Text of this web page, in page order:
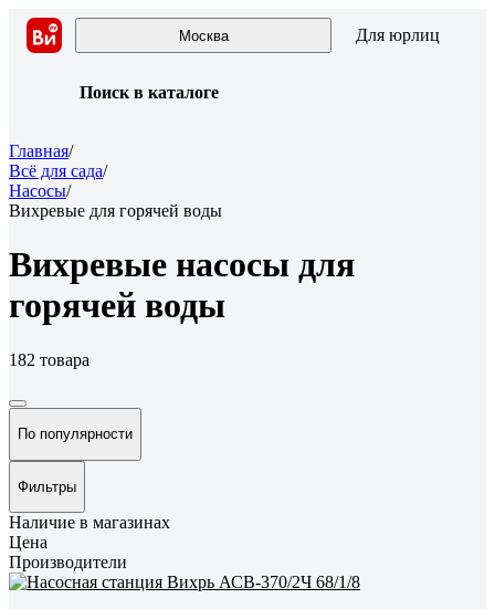
Москва Для юрлиц
Поиск в каталоге
Главная/
Всё для сада/
Насосы/
Вихревые для горячей воды
Вихревые насосы для
горячей воды
182 товара
По популярности
Фильтры
Наличие в магазинах
Цена
Производители